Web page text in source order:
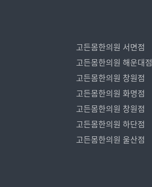
고든몸한의원 서면점
고든몸한의원 해운대점
고든몸한의원 창원점
고든몸한의원 화명점
고든몸한의원 창원점
고든몸한의원 하단점
고든몸한의원 울산점